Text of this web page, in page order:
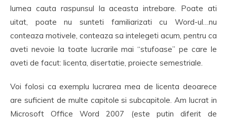
lumea cauta raspunsul la aceasta intrebare. Poate ati
uitat, poate nu sunteti familiarizati cu Word-ul…nu
conteaza motivele, conteaza sa intelegeti acum, pentru ca
aveti nevoie la toate lucrarile mai “stufoase” pe care le
aveti de facut: licenta, disertatie, proiecte semestriale.
Voi folosi ca exemplu lucrarea mea de licenta deoarece
are suficient de multe capitole si subcapitole. Am lucrat in
Microsoft Office Word 2007 (este putin diferit de